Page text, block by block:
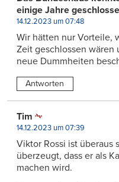
einige Jahre
14.12.2023 um 07:48
Wir hätten nur Vorteile,
Zeit geschlossen
neue Dummheiten
Antworten
Tim
14.12.2023 um 07:39
Viktor Rossi ist überaus
überzeugt, dass er als
machen wird.